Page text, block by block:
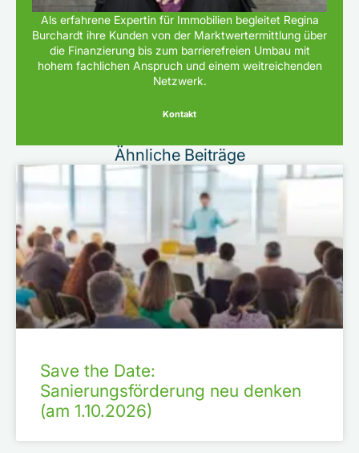
Als erfahrene Expertin für Immobilien begleitet Regina
Burchardt ihre Kunden von der Marktwertermittlung über
die Finanzierung bis zum barrierefreien Umbau mit
hohem fachlichen Anspruch und einem weitreichenden
Netzwerk.
Kontakt
Ähnliche Beiträge
Save the Date:
Sanierungsförderung neu denken
(am 1.10.2026)